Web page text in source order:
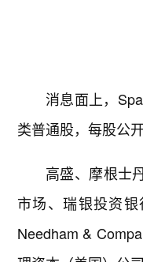
消息面上，
类普通股，每股公
高盛、摩根士
市场、瑞银投资银
Needham &